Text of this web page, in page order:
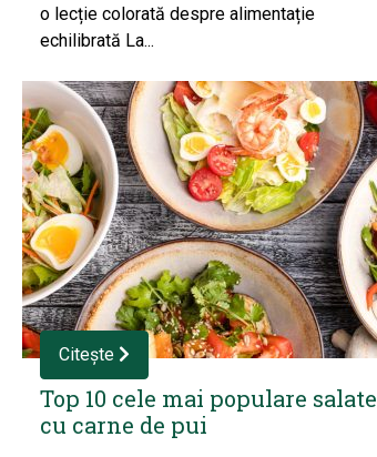
o lecție colorată despre alimentație
echilibrată La...
Citește
Top 10 cele mai populare salate
cu carne de pui